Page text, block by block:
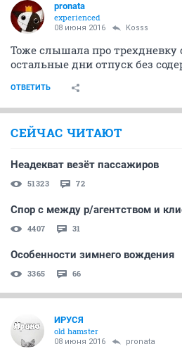
pronata
experienced
08 июня 2016 Kosss
Тоже слышала про трехдневку
остальные дни отпуск без
ОТВЕТИТЬ
СЕЙЧАС ЧИТАЮТ
Неадекват везёт пассажиров
51323 72
Спор с между р/агентством и
4407 31
Особенности зимнего вождения
3365 66
ИРУСЯ
old hamster
08 июня 2016 pronata